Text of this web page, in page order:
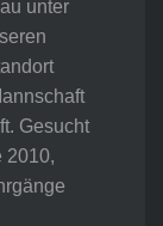
unter
Gesucht
2010,